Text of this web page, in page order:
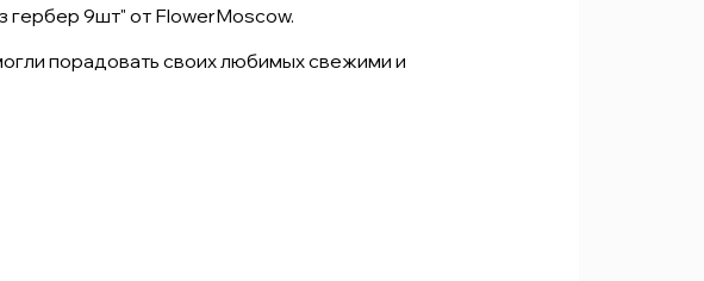
гербер 9шт" от FlowerMoscow.
порадовать своих любимых свежими и